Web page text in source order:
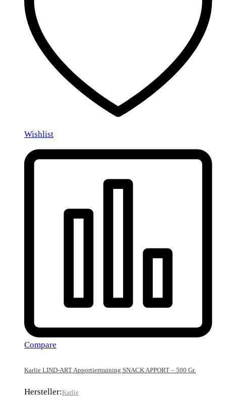
Wishlist
Compare
Karlie LIND-ART Apportiertraining SNACK APPORT – 500 Gr.
Hersteller:Karlie